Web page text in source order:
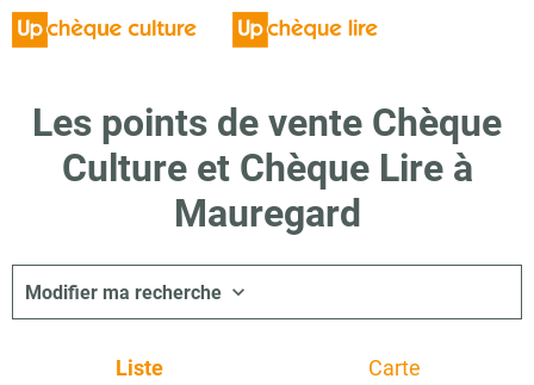
Les points de vente Chèque
Culture et Chèque Lire à
Mauregard
Modifier ma recherche
Liste Carte